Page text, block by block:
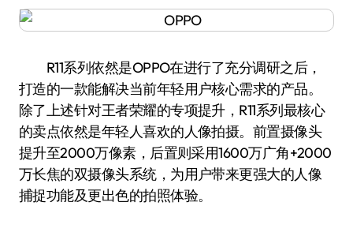
R11系列依然是OPPO在进行了充分调研之后，
打造的一款能解决当前年轻用户核心需求的产品。
除了上述针对王者荣耀的专项提升，R11系列最核心
的卖点依然是年轻人喜欢的人像拍摄。前置摄像头
提升至2000万像素，后置则采用1600万广角+2000
万长焦的双摄像头系统，为用户带来更强大的人像
捕捉功能及更出色的拍照体验。